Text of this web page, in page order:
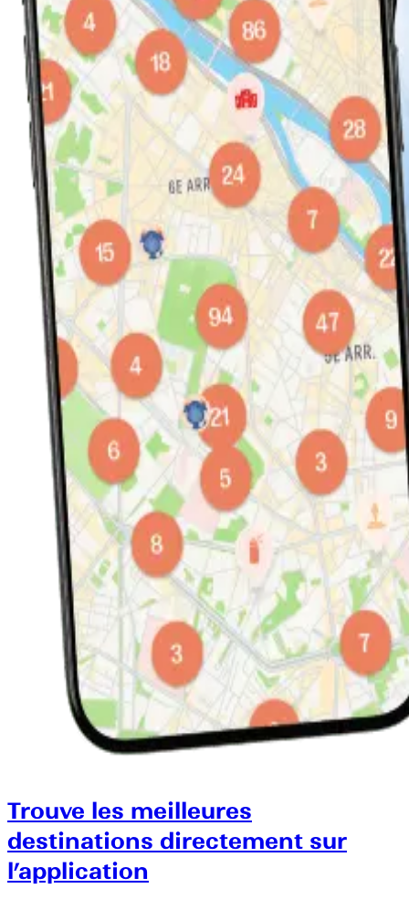
Trouve les meilleures
destinations directement sur
l’application